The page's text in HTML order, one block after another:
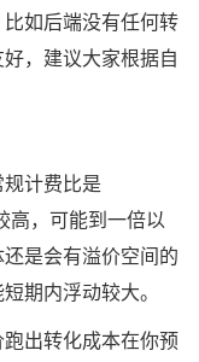
如后端没有任何转
，建议大家根据自
计费比是
高，可能到一倍以
是会有溢价空间的
期内浮动较大。
出转化成本在你预